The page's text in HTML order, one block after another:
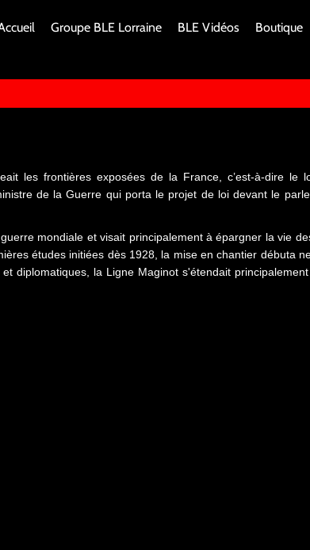
Groupe BLE Lorraine BLE Vidéos Boutique
les frontières exposées de la France, c’est-à-dire le
de la Guerre qui porta le projet de loi devant le
mondiale et visait principalement à épargner la vie
études initiées dès 1928, la mise en chantier débuta
diplomatiques, la Ligne Maginot s'étendait